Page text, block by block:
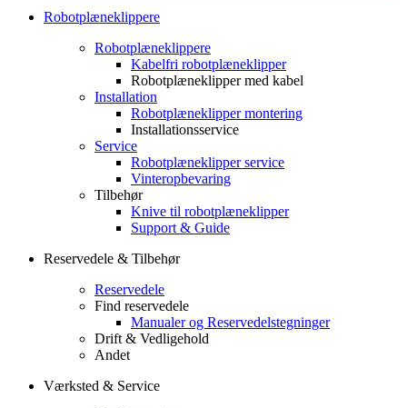
Robotplæneklippere
Robotplæneklippere
Kabelfri robotplæneklipper
Robotplæneklipper med kabel
Installation
Robotplæneklipper montering
Installationsservice
Service
Robotplæneklipper service
Vinteropbevaring
Tilbehør
Knive til robotplæneklipper
Support & Guide
Reservedele & Tilbehør
Reservedele
Find reservedele
Manualer og Reservedelstegninger
Drift & Vedligehold
Andet
Værksted & Service